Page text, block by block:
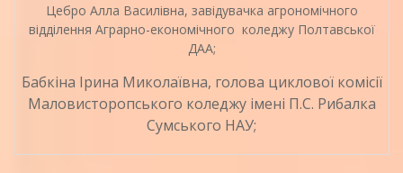
Цебро Алла Василівна, завідувачка агрономічного
відділення Аграрно-економічного коледжу Полтавської
ДАА;
Бабкіна Ірина Миколаївна, голова циклової комісії
Маловисторопського коледжу імені П.С. Рибалка
Сумського НАУ;